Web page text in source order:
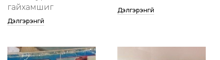
гайхамшиг
Дэлгэрэнгүй
Дэлгэрэнгүй